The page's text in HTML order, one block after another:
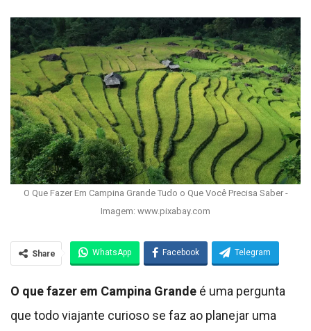
O Que Fazer Em Campina Grande Tudo o Que Você Precisa Saber -
Imagem: www.pixabay.com
Share WhatsApp Facebook Telegram
O que fazer em Campina Grande é uma pergunta
que todo viajante curioso se faz ao planejar uma